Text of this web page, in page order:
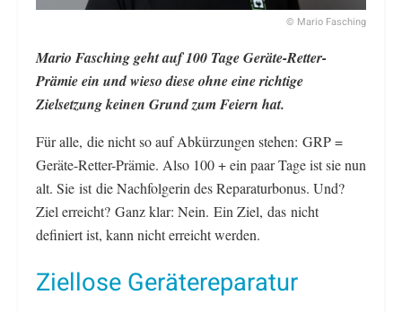
© Mario Fasching
Mario Fasching geht auf 100 Tage Geräte-Retter-
Prämie ein und wieso diese ohne eine richtige
Zielsetzung keinen Grund zum Feiern hat.
Für alle, die nicht so auf Abkürzungen stehen: GRP =
Geräte-Retter-Prämie. Also 100 + ein paar Tage ist sie nun
alt. Sie ist die Nachfolgerin des Reparaturbonus. Und?
Ziel erreicht? Ganz klar: Nein. Ein Ziel, das nicht
definiert ist, kann nicht erreicht werden.
Ziellose Gerätereparatur